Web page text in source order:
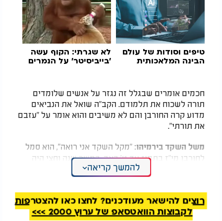
טיפים וסודות של עולם
הבינה המלאכותית
לא שגרתי: הקוף עשה
'בייביסיטר' על הנמרים
חכמים אומרים שבגלל זה נגזר על אנשים שלומדים
תורה לשכוח את תלמודם. הקב"ה שואל את הנביאים
מדוע קרה החורבן והם לא משיבים והוא אומר על "עזבם
את תורתי".
משל השקד בירמיהו: "מקל השקד אני רואה", הוא סמל
לחורבן מי"ז בתמוז עד ט' באב. במשך שנה וחצי היה
מצור. במהלך 21 ימים האלו כמו פריחת השקד הגיע
נבודנאצר והחריב את בית המקדש.
הימים האלו הם ימים קשים ימי פורענות ולכן אנחנו
מתאבלים בהם על מה שקרה.
להמשך קריאה
רוצים להישאר מעודכנים? לחצו כאן להצטרפות
לקבוצות הוואטסאפ של ערוץ 2000 >>>